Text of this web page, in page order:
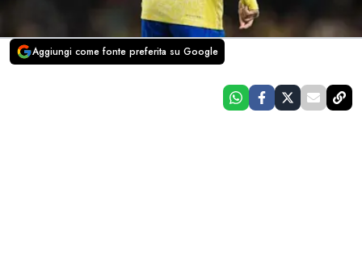
Aggiungi come fonte preferita su Google